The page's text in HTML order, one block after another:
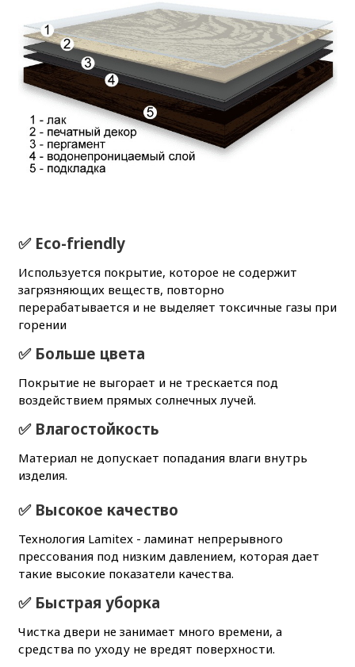
✅ Eco-friendly
Используется покрытие, которое не содержит
загрязняющих веществ, повторно
перерабатывается и не выделяет токсичные газы при
горении
✅ Больше цвета
Покрытие не выгорает и не трескается под
воздействием прямых солнечных лучей.
✅ Влагостойкость
Материал не допускает попадания влаги внутрь
изделия.
✅ Высокое качество
Технология Lamitex - ламинат непрерывного
прессования под низким давлением, которая дает
такие высокие показатели качества.
✅ Быстрая уборка
Чистка двери не занимает много времени, а
средства по уходу не вредят поверхности.